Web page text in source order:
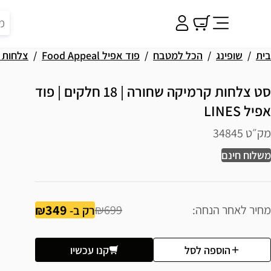
בית שופינג הכל למטבח פוד אפיל Food Appeal צלחות
סט צלחות קרמיקה שחורה | 18 חלקים | פוד
אפיל LINES
מק״ט 34845
משלוח חינם
מחיר לאחר הנחה ₪699רק ב-349
הוספה לסל קנו עכשיו